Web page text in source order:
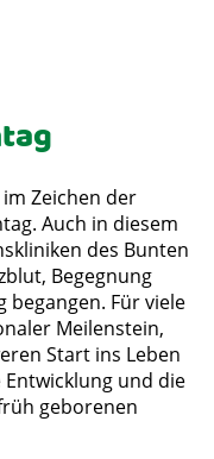
Zeichen der
Auch in diesem
des Bunten
Begegnung
begangen. Für viele
Meilenstein,
Start ins Leben
und die
geborenen